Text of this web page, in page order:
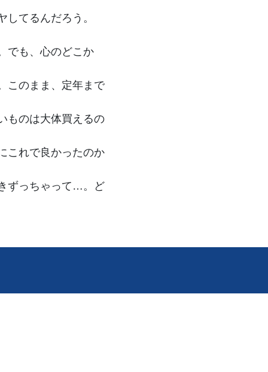
てるんだろう。
でも、心のどこか
このまま、定年まで
ものは大体買えるの
これで良かったのか
ずっちゃって…。ど